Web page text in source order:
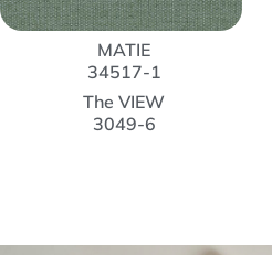
MATIE
34517-1
The VIEW
3049-6